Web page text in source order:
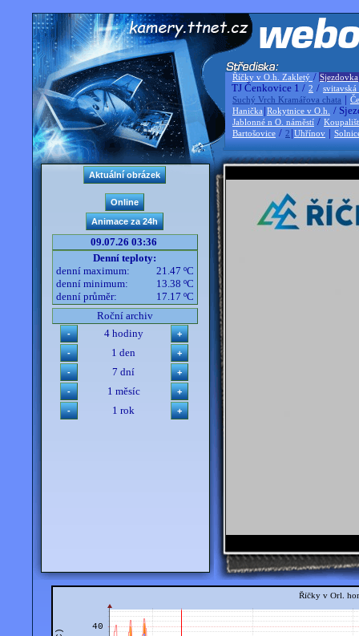
Říčky v O.h. Zakletý / Sjezdovka
TJ Čenkovice 1 / 2 / svitavská
Suchý Vrch Kramářova chata |
Hanička |Rokytnice v O.h. /
Jablonné n O. náměstí /
Bartošovice / 2 |Uhřínov |
09.07.26 03:36
Denní teploty:
denní maximum:
21.47 ºC
denní minimum:
13.38 ºC
denní průměr:
17.17 ºC
Roční archiv
4 hodiny
1 den
7 dní
1 měsíc
1 rok